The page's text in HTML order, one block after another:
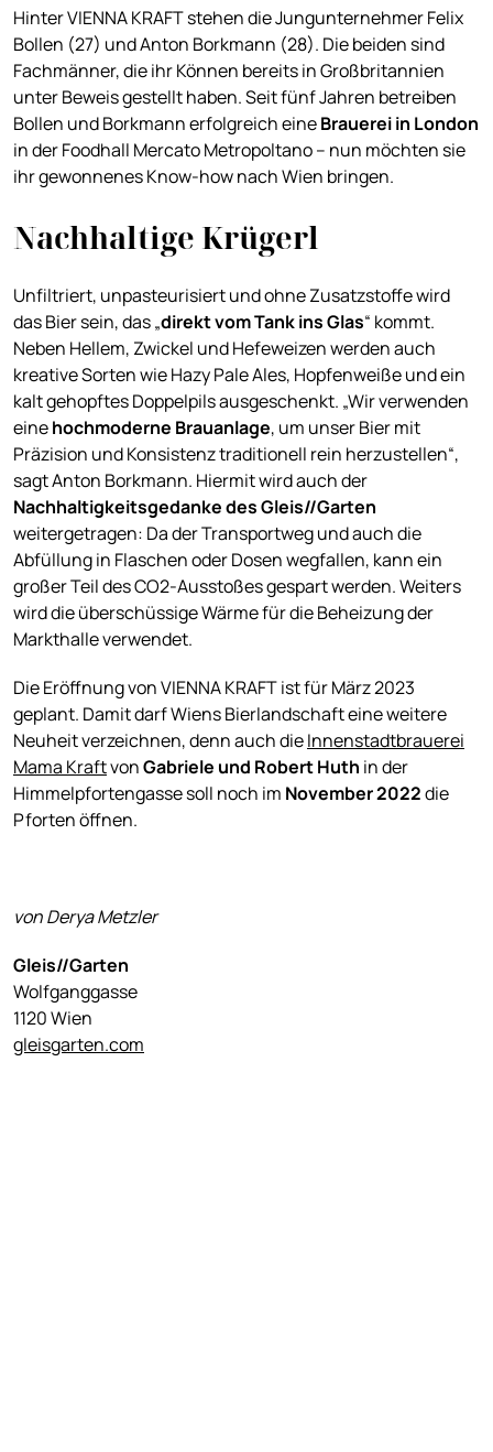
Hinter VIENNA KRAFT stehen die Jungunternehmer Felix
Bollen (27) und Anton Borkmann (28). Die beiden sind
Fachmänner, die ihr Können bereits in Großbritannien
unter Beweis gestellt haben. Seit fünf Jahren betreiben
Bollen und Borkmann erfolgreich eineBrauerei in London
in der Foodhall Mercato Metropoltano – nun möchten sie
ihr gewonnenes Know-how nach Wien bringen.
Nachhaltige Krügerl
Unfiltriert, unpasteurisiert und ohne Zusatzstoffe wird
das Bier sein, das „direkt vom Tank ins Glas“ kommt.
Neben Hellem, Zwickel und Hefeweizen werden auch
kreative Sorten wie Hazy Pale Ales, Hopfenweiße und ein
kalt gehopftes Doppelpils ausgeschenkt. „Wir verwenden
einehochmoderne Brauanlage, um unser Bier mit
Präzision und Konsistenz traditionell rein herzustellen“,
sagt Anton Borkmann. Hiermit wird auch der
Nachhaltigkeitsgedanke des Gleis//Garten
weitergetragen: Da der Transportweg und auch die
Abfüllung in Flaschen oder Dosen wegfallen, kann ein
großer Teil des CO2-Ausstoßes gespart werden. Weiters
wird die überschüssige Wärme für die Beheizung der
Markthalle verwendet.
Die Eröffnung von VIENNA KRAFT ist für März 2023
geplant. Damit darf Wiens Bierlandschaft eine weitere
Neuheit verzeichnen, denn auch dieInnenstadtbrauerei
Mama KraftvonGabriele und Robert Huth in der
Himmelpfortengasse soll noch im November 2022die
Pforten öffnen.
von Derya Metzler
Gleis//Garten
Wolfganggasse
1120 Wien
gleisgarten.com